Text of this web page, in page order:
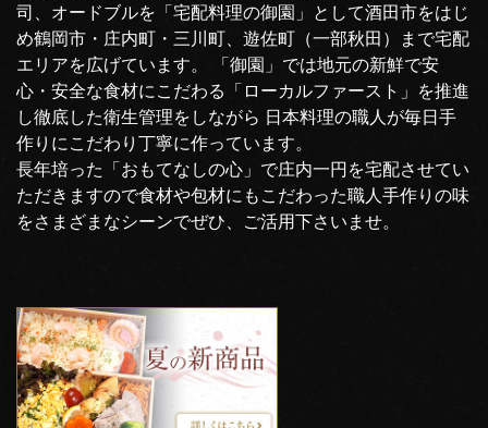
司、オードブルを「宅配料理の御園」として酒田市をはじ
め鶴岡市・庄内町・三川町、遊佐町（一部秋田）まで宅配
エリアを広げています。 「御園」では地元の新鮮で安
心・安全な食材にこだわる「ローカルファースト」を推進
し徹底した衛生管理をしながら 日本料理の職人が毎日手
作りにこだわり丁寧に作っています。
長年培った「おもてなしの心」で庄内一円を宅配させてい
ただきますので食材や包材にもこだわった職人手作りの味
をさまざまなシーンでぜひ、ご活用下さいませ。